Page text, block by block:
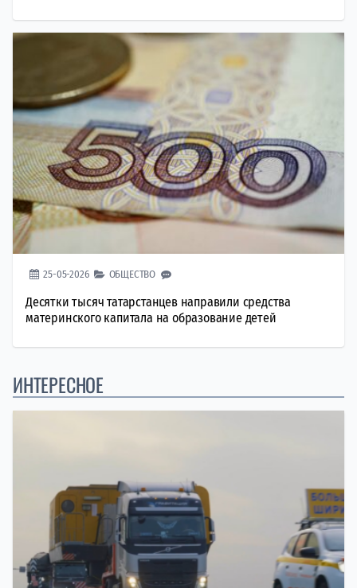
25-05-2026 ОБЩЕСТВО
Десятки тысяч татарстанцев направили средства
материнского капитала на образование детей
ИНТЕРЕСНОЕ